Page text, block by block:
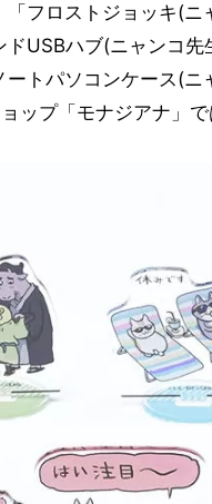
「フロストジョッキ(
ドUSBハブ(ニャンコ
トパソコンケース(
ップ「モナジアナ」